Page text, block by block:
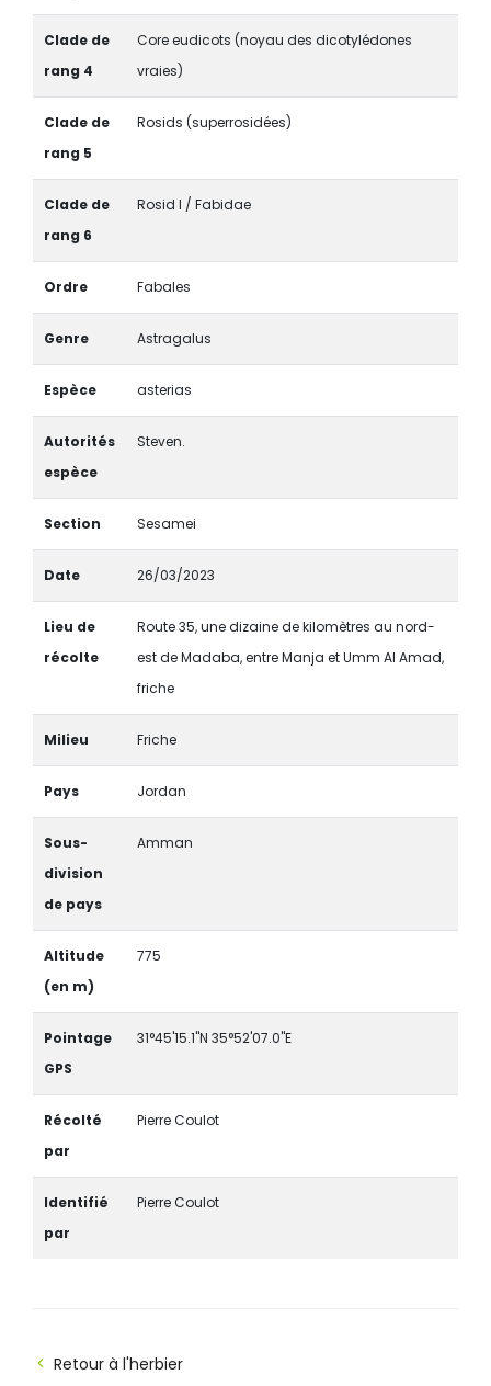
Clade de
rang 4
Core eudicots (noyau des dicotylédones
vraies)
Clade de
rang 5
Rosids (superrosidées)
Clade de
rang 6
Rosid I / Fabidae
Ordre Fabales
Genre Astragalus
Espèce asterias
Autorités
espèce
Steven.
Section Sesamei
Date 26/03/2023
Lieu de
récolte
Route 35, une dizaine de kilomètres au nord-
est de Madaba, entre Manja et Umm Al Amad,
friche
Milieu Friche
Pays Jordan
Sous-
division
de pays
Amman
Altitude
(en m)
775
Pointage
GPS
31°45'15.1"N 35°52'07.0"E
Récolté
par
Pierre Coulot
Identifié
par
Pierre Coulot
Retour à l'herbier